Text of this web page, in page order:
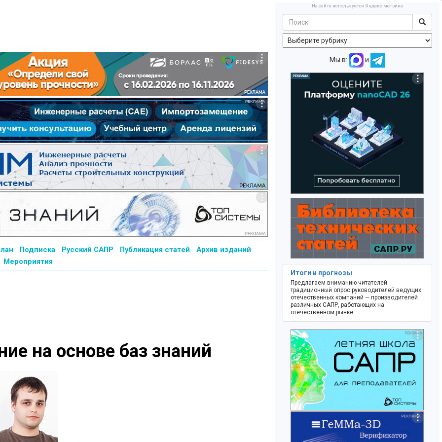
Подписка Русский САПР Публикация статей
Архив изданий
Мероприятия
на основе баз знаний
На сайте используется Яндекс метрика
Мы в: и
Итоги и прогнозы
Предлагаем вниманию читателей
традиционный опрос руководителей ведущих
отечественных компаний — производителей
различных САПР, работающих на
отечественном рынке